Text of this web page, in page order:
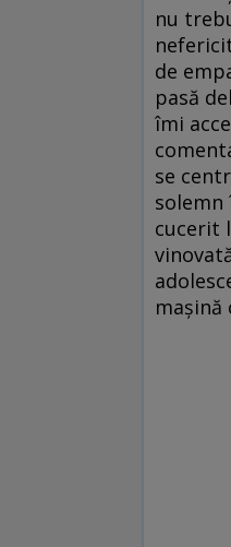
nu
de
pasă
îmi
se
solemn
cucerit
mașină